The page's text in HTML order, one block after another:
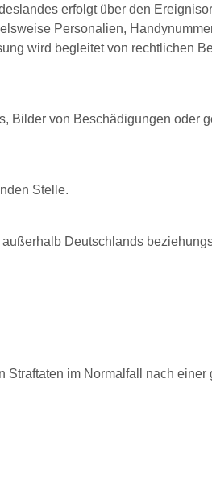
erfolgt über den
Personalien,
wird begleitet von rechtlichen
Bilder von Beschädigungen oder
Stelle.
Deutschlands
im Normalfall nach einer